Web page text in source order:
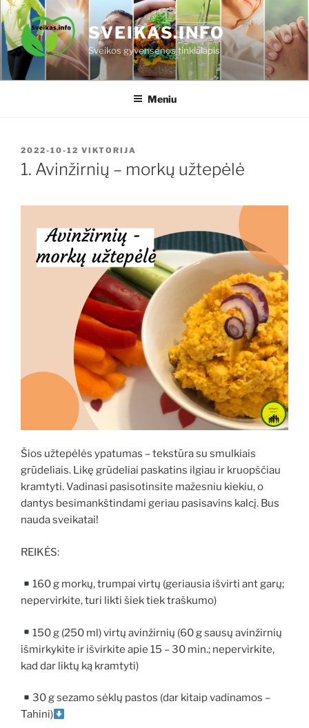
Eiti
prie
turinio
SVEIKAS.INFO
Sveikos gyvensenos tinklalapis
Meniu
PASKELBTA
2022-10-12 VIKTORIJA
1. Avinžirnių – morkų užtepėlė
Šios užtepėlės ypatumas – tekstūra su smulkiais
grūdeliais. Likę grūdeliai paskatins ilgiau ir kruopščiau
kramtyti. Vadinasi pasisotinsite mažesniu kiekiu, o
dantys besimankštindami geriau pasisavins kalcį. Bus
nauda sveikatai!
REIKĖS:
160 g morkų, trumpai virtų (geriausia išvirti ant garų;
nepervirkite, turi likti šiek tiek traškumo)
150 g (250 ml) virtų avinžirnių (60 g sausų avinžirnių
išmirkykite ir išvirkite apie 15 – 30 min.; nepervirkite,
kad dar liktų ką kramtyti)
30 g sezamo sėklų pastos (dar kitaip vadinamos –
Tahini)